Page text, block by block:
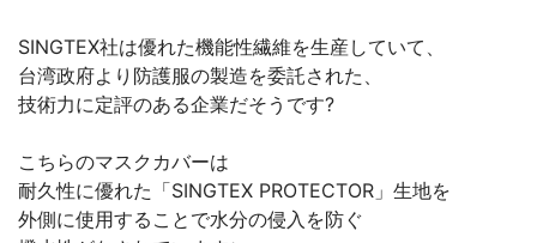
SINGTEX社は優れた機能性繊維を生産していて、
台湾政府より防護服の製造を委託された、
技術力に定評のある企業だそうです?
こちらのマスクカバーは
耐久性に優れた「SINGTEX PROTECTOR」生地を
外側に使用することで水分の侵入を防ぐ